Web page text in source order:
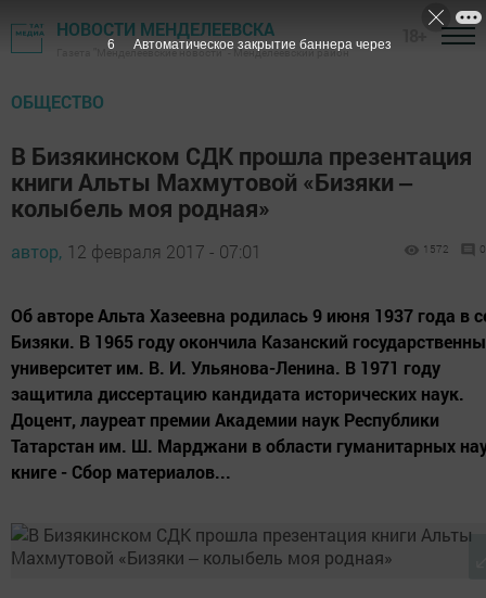
НОВОСТИ МЕНДЕЛЕЕВСКА
Газета "Менделеевские новости" - Менделеевский район
ОБЩЕСТВО
В Бизякинском СДК прошла презентация
книги Альты Махмутовой «Бизяки ‒
колыбель моя родная»
автор, 12 февраля 2017 - 07:01 1572 0
Об авторе Альта Хазеевна родилась 9 июня 1937 года в
Бизяки. В 1965 году окончила Казанский
университет им. В. И. Ульянова-Ленина. В 1971 году
защитила диссертацию кандидата исторических наук.
Доцент, лауреат премии Академии наук Республики
Татарстан им. Ш. Марджани в области гуманитарных
книге - Сбор материалов...
4 Автоматическое закрытие баннера через